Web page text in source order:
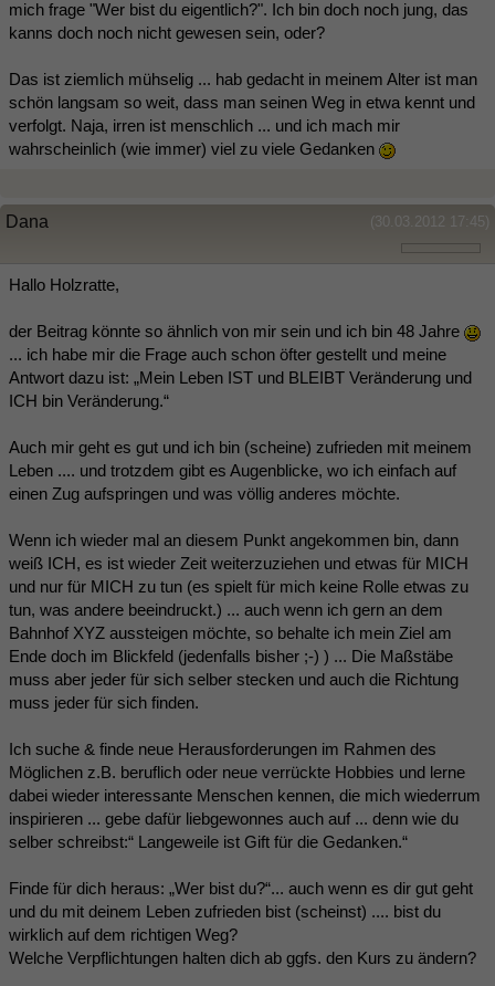
mich frage "Wer bist du eigentlich?". Ich bin doch noch jung, das
kanns doch noch nicht gewesen sein, oder?
Das ist ziemlich mühselig ... hab gedacht in meinem Alter ist man
schön langsam so weit, dass man seinen Weg in etwa kennt und
verfolgt. Naja, irren ist menschlich ... und ich mach mir
wahrscheinlich (wie immer) viel zu viele Gedanken
(30.03.2012 17:45)
Dana
Hallo Holzratte,
der Beitrag könnte so ähnlich von mir sein und ich bin 48 Jahre
... ich habe mir die Frage auch schon öfter gestellt und meine
Antwort dazu ist: „Mein Leben IST und BLEIBT Veränderung und
ICH bin Veränderung.“
Auch mir geht es gut und ich bin (scheine) zufrieden mit meinem
Leben .... und trotzdem gibt es Augenblicke, wo ich einfach auf
einen Zug aufspringen und was völlig anderes möchte.
Wenn ich wieder mal an diesem Punkt angekommen bin, dann
weiß ICH, es ist wieder Zeit weiterzuziehen und etwas für MICH
und nur für MICH zu tun (es spielt für mich keine Rolle etwas zu
tun, was andere beeindruckt.) ... auch wenn ich gern an dem
Bahnhof XYZ aussteigen möchte, so behalte ich mein Ziel am
Ende doch im Blickfeld (jedenfalls bisher ;-) ) ... Die Maßstäbe
muss aber jeder für sich selber stecken und auch die Richtung
muss jeder für sich finden.
Ich suche & finde neue Herausforderungen im Rahmen des
Möglichen z.B. beruflich oder neue verrückte Hobbies und lerne
dabei wieder interessante Menschen kennen, die mich wiederrum
inspirieren ... gebe dafür liebgewonnes auch auf ... denn wie du
selber schreibst:“ Langeweile ist Gift für die Gedanken.“
Finde für dich heraus: „Wer bist du?“... auch wenn es dir gut geht
und du mit deinem Leben zufrieden bist (scheinst) .... bist du
wirklich auf dem richtigen Weg?
Welche Verpflichtungen halten dich ab ggfs. den Kurs zu ändern?